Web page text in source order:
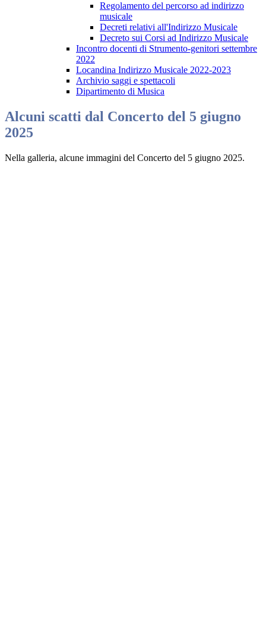
Regolamento del percorso ad indirizzo
musicale
Decreti relativi all'Indirizzo Musicale
Decreto sui Corsi ad Indirizzo Musicale
Incontro docenti di Strumento-genitori settembre
2022
Locandina Indirizzo Musicale 2022-2023
Archivio saggi e spettacoli
Dipartimento di Musica
Alcuni scatti dal Concerto del 5 giugno
2025
Nella galleria, alcune immagini del Concerto del 5 giugno 2025.